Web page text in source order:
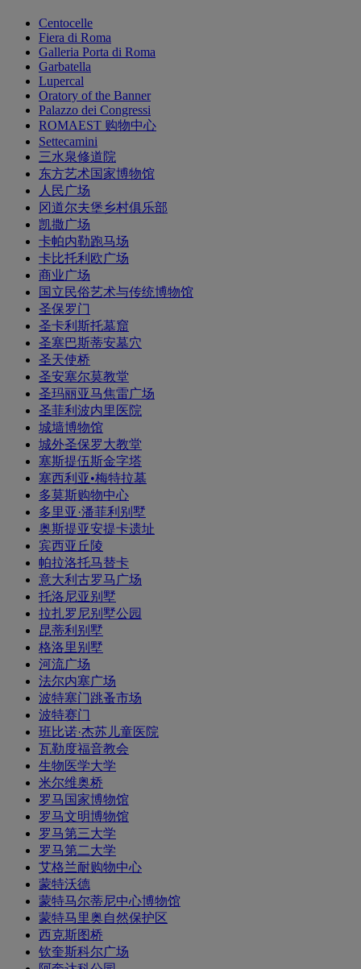
Centocelle
Fiera di Roma
Galleria Porta di Roma
Garbatella
Lupercal
Oratory of the Banner
Palazzo dei Congressi
ROMAEST 购物中心
Settecamini
三水泉修道院
东方艺术国家博物馆
人民广场
冈道尔夫堡乡村俱乐部
凯撒广场
卡帕内勒跑马场
卡比托利欧广场
商业广场
国立民俗艺术与传统博物馆
圣保罗门
圣卡利斯托墓窟
圣塞巴斯蒂安墓穴
圣天使桥
圣安塞尔莫教堂
圣玛丽亚马焦雷广场
圣菲利波内里医院
城墙博物馆
城外圣保罗大教堂
塞斯提伍斯金字塔
塞西利亚•梅特拉墓
多莫斯购物中心
多里亚·潘菲利别墅
奥斯提亚安提卡遗址
宾西亚丘陵
帕拉洛托马替卡
意大利古罗马广场
托洛尼亚别墅
拉扎罗尼别墅公园
昆蒂利别墅
格洛里别墅
河流广场
法尔内塞广场
波特塞门跳蚤市场
波特赛门
班比诺·杰苏儿童医院
瓦勒度福音教会
生物医学大学
米尔维奥桥
罗马国家博物馆
罗马文明博物馆
罗马第三大学
罗马第二大学
艾格兰耐购物中心
蒙特沃德
蒙特马尔蒂尼中心博物馆
蒙特马里奥自然保护区
西克斯图桥
钦奎斯科尔广场